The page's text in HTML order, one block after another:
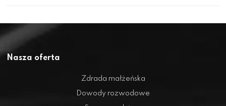
Nasza oferta
Zdrada małżeńska
Dowody rozwodowe